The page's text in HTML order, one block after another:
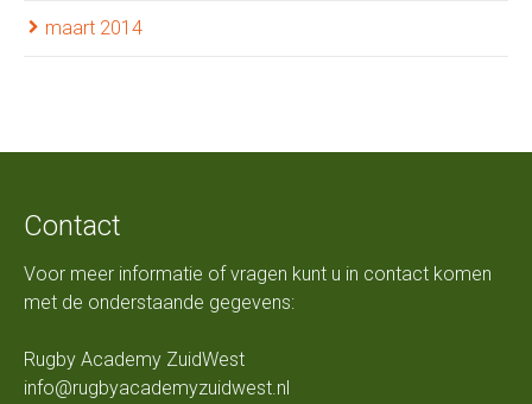
maart 2014
Contact
Voor meer informatie of vragen kunt u in contact komen
met de onderstaande gegevens:
Rugby Academy ZuidWest
info@rugbyacademyzuidwest.nl